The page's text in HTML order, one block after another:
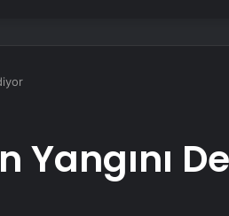
Yangını